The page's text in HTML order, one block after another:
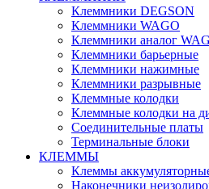
Клеммники DEGSON
Клеммники WAGO
Клеммники аналог
Клеммники барьерные
Клеммники нажимные
Клеммники разрывные
Клеммные колодки
Клеммные колодки на
Соединительные платы
Терминальные блоки
КЛЕММЫ
Клеммы
Наконечники